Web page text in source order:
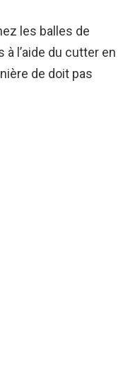
les balles de
l’aide du cutter en
de doit pas